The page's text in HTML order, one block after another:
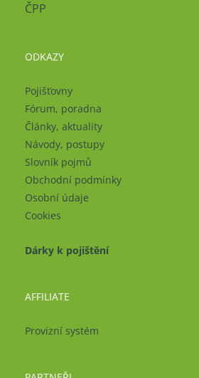
ČPP
ODKAZY
Pojišťovny
Fórum, poradna
Články, aktuality
Návody, postupy
Slovník pojmů
Obchodní podmínky
Osobní údaje
Cookies
Dárky k pojištění
AFFILIATE
Provizní systém